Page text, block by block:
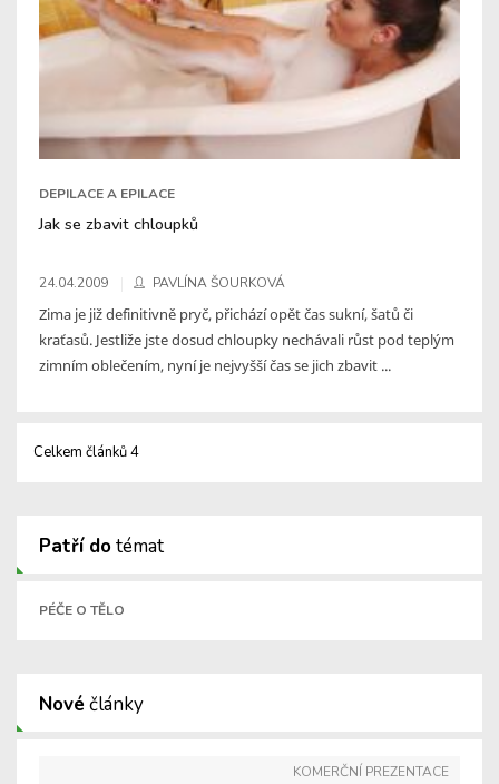
DEPILACE A EPILACE
Jak se zbavit chloupků
24.04.2009 PAVLÍNA ŠOURKOVÁ
Zima je již definitivně pryč, přichází opět čas sukní, šatů či
kraťasů. Jestliže jste dosud chloupky nechávali růst pod teplým
zimním oblečením, nyní je nejvyšší čas se jich zbavit ...
Celkem článků 4
Patří dotémat
PÉČE O TĚLO
Nové články
KOMERČNÍ PREZENTACE